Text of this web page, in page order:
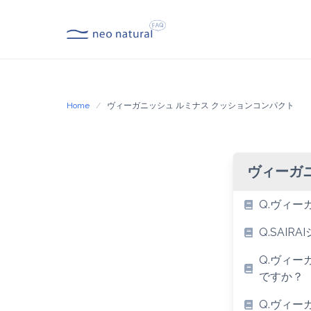
Home ヴィーガニッシュ ルミナス クッションコンパクト
ヴィーガ
Q.ヴィー
Q.SAIRAI
Q.ヴィー
ですか？
Q.ヴィー